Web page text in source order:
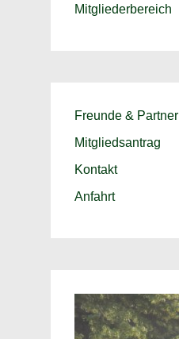
Mitgliederbereich
Freunde & Partner
Mitgliedsantrag
Kontakt
Anfahrt